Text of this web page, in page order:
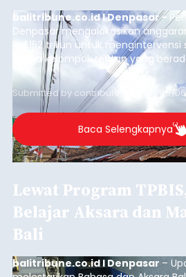
balitribune.co.id I Denpasar -
Denpasar mengalokasikan
Rp1,152 triliun untuk
warga kelompok rentan yang
garis kemiskinan. Langkah
guna menjaga masyarakat yang
kelompok desil 5 dan 6 tersebut
merosot ke kategori miskin.
Submitted by contributor Thu, 08/
Baca Selengkapnya
Lewat Program
Belajar Aksara dan
Bali
balitribune.co.id I Denpasar –